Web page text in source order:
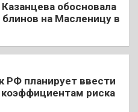
обосновала
на Масленицу в
РФ планирует ввести
коэффициентам риска